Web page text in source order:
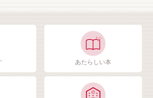
あたらしい本